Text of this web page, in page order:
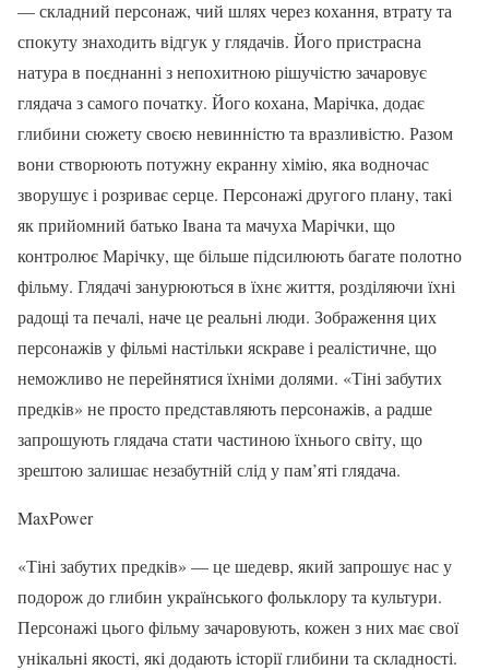
— складний персонаж, чий шлях через кохання, втрату та
спокуту знаходить відгук у глядачів. Його пристрасна
натура в поєднанні з непохитною рішучістю зачаровує
глядача з самого початку. Його кохана, Марічка, додає
глибини сюжету своєю невинністю та вразливістю. Разом
вони створюють потужну екранну хімію, яка водночас
зворушує і розриває серце. Персонажі другого плану, такі
як прийомний батько Івана та мачуха Марічки, що
контролює Марічку, ще більше підсилюють багате полотно
фільму. Глядачі занурюються в їхнє життя, розділяючи їхні
радощі та печалі, наче це реальні люди. Зображення цих
персонажів у фільмі настільки яскраве і реалістичне, що
неможливо не перейнятися їхніми долями. «Тіні забутих
предків» не просто представляють персонажів, а радше
запрошують глядача стати частиною їхнього світу, що
зрештою залишає незабутній слід у пам’яті глядача.
MaxPower
«Тіні забутих предків» — це шедевр, який запрошує нас у
подорож до глибин українського фольклору та культури.
Персонажі цього фільму зачаровують, кожен з них має свої
унікальні якості, які додають історії глибини та складності.